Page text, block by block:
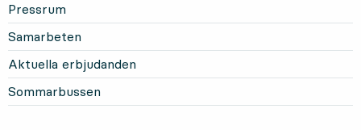
Pressrum
Samarbeten
Aktuella erbjudanden
Sommarbussen